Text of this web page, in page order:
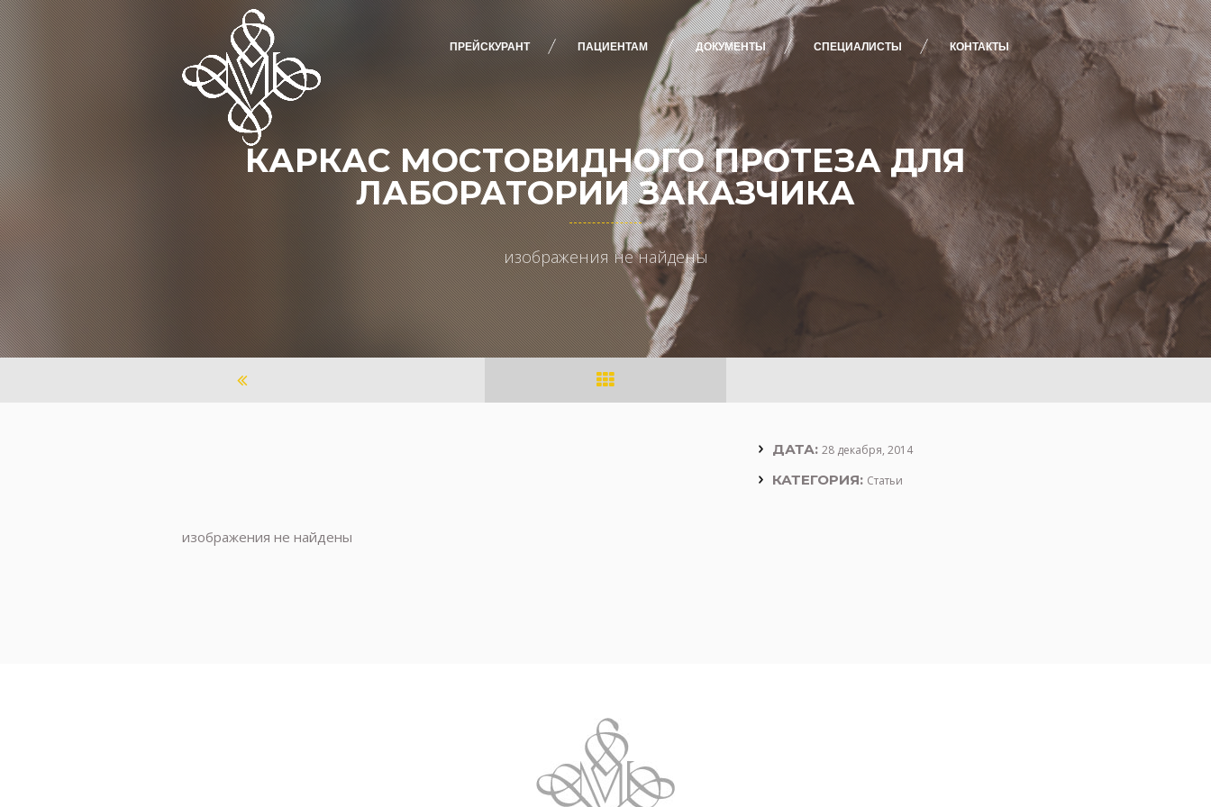
ПРЕЙСКУРАНТ ПАЦИЕНТАМ ДОКУМЕНТЫ СПЕЦИАЛИСТЫ КОНТАКТЫ
КАРКАС МОСТОВИДНОГО ПРОТЕЗА ДЛЯ
ЛАБОРАТОРИИ ЗАКАЗЧИКА
изображения не найдены
ДАТА: 28 декабря, 2014
КАТЕГОРИЯ: Статьи
изображения не найдены